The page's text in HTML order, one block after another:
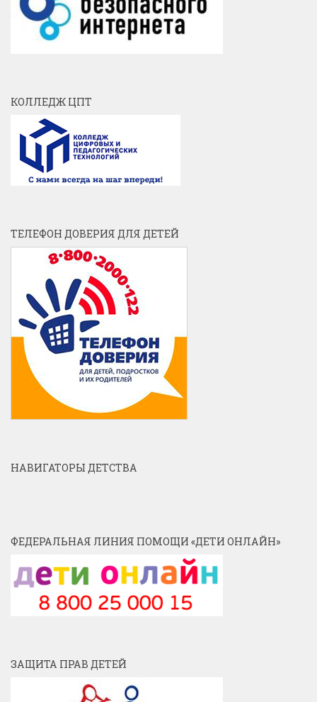
КОЛЛЕДЖ ЦПТ
ТЕЛЕФОН ДОВЕРИЯ ДЛЯ ДЕТЕЙ
НАВИГАТОРЫ ДЕТСТВА
ФЕДЕРАЛЬНАЯ ЛИНИЯ ПОМОЩИ «ДЕТИ ОНЛАЙН»
ЗАЩИТА ПРАВ ДЕТЕЙ